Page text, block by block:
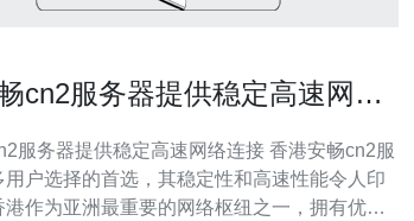
cn2服务器提供稳定高速网络
器提供稳定高速网络连接 香港安畅cn2服
用户选择的首选，其稳定性和高速性能令人印
港作为亚洲最重要的网络枢纽之一，拥有优越